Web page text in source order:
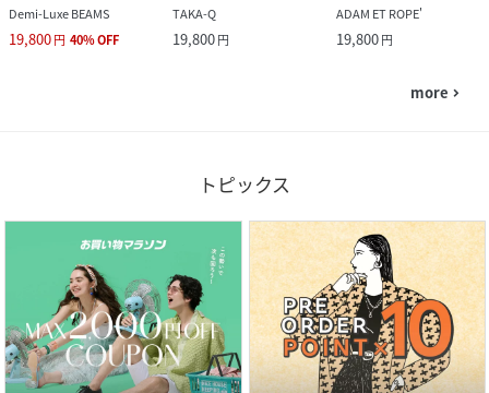
Demi-Luxe BEAMS
19,800円 40%OFF
TAKA-Q
19,800円
ADAM ET ROPE'
19,800円
more navigate_next
トピックス